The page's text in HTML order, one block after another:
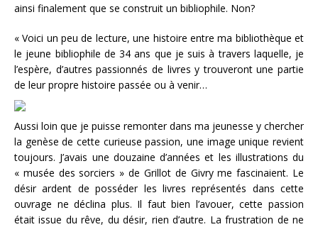
ainsi finalement que se construit un bibliophile. Non?
« Voici un peu de lecture, une histoire entre ma bibliothèque et
le jeune bibliophile de 34 ans que je suis à travers laquelle, je
l’espère, d’autres passionnés de livres y trouveront une partie
de leur propre histoire passée ou à venir…
Aussi loin que je puisse remonter dans ma jeunesse y chercher
la genèse de cette curieuse passion, une image unique revient
toujours. J’avais une douzaine d’années et les illustrations du
« musée des sorciers » de Grillot de Givry me fascinaient. Le
désir ardent de posséder les livres représentés dans cette
ouvrage ne déclina plus. Il faut bien l’avouer, cette passion
était issue du rêve, du désir, rien d’autre. La frustration de ne